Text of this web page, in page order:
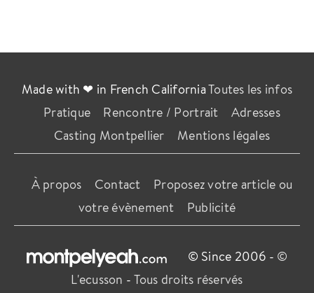
Made with ❤ in French CaliforniaToutes les infos
Pratique
Rencontre / Portrait
Adresses
Casting Montpellier
Mentions légales
À propos Contact
Proposez votre article ou
votre évènement
Publicité
© Since 2006 - ©
L'ecusson - Tous droits réservés